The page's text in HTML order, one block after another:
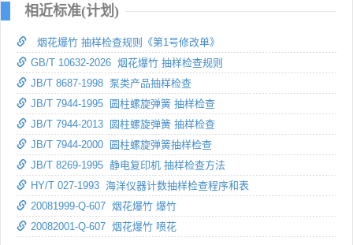
相近标准(计划)
烟花爆竹 抽样检查规则《第1号修改单》
GB/T 10632-2026 烟花爆竹 抽样检查规则
JB/T 8687-1998 泵类产品抽样检查
JB/T 7944-1995 圆柱螺旋弹簧 抽样检查
JB/T 7944-2013 圆柱螺旋弹簧 抽样检查
JB/T 7944-2000 圆柱螺旋弹簧抽样检查
JB/T 8269-1995 静电复印机 抽样检查方法
HY/T 027-1993 海洋仪器计数抽样检查程序和表
20081999-Q-607 烟花爆竹 爆竹
20082001-Q-607 烟花爆竹 喷花